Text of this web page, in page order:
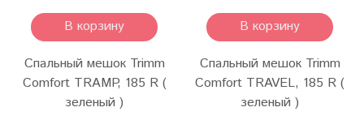
В корзину
Спальный мешок Trimm
Comfort TRAMP, 185 R (
зеленый )
В корзину
Спальный мешок Trimm
Comfort TRAVEL, 185 R (
зеленый )